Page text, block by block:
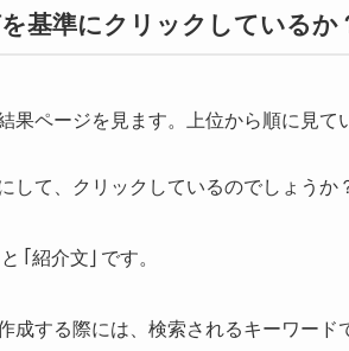
基準にクリックしているか
果ページを見ます。上位から順に見て
して、クリックしているのでしょうか
紹介文」です。
成する際には、検索されるキーワード